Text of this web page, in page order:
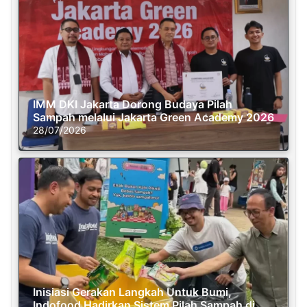
IMM DKI Jakarta Dorong Budaya Pilah
Sampah melalui Jakarta Green Academy 2026
28/07/2026
Inisiasi Gerakan Langkah Untuk Bumi,